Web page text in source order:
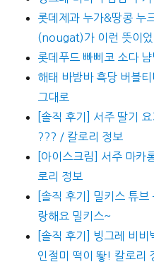
롯데제과 누가&땅콩 누
(nougat)가 이런 뜻이
롯데푸드 빠삐코 소다
해태 바밤바 흑당 버블
그대로
[솔직 후기] 서주 딸기
??? / 칼로리 정보
[아이스크림] 서주 마카
로리 정보
[솔직 후기] 밀키스 튜
랑해요 밀키스~
[솔직 후기] 빙그레 비비
인절미 떡이 뙇! 칼로리